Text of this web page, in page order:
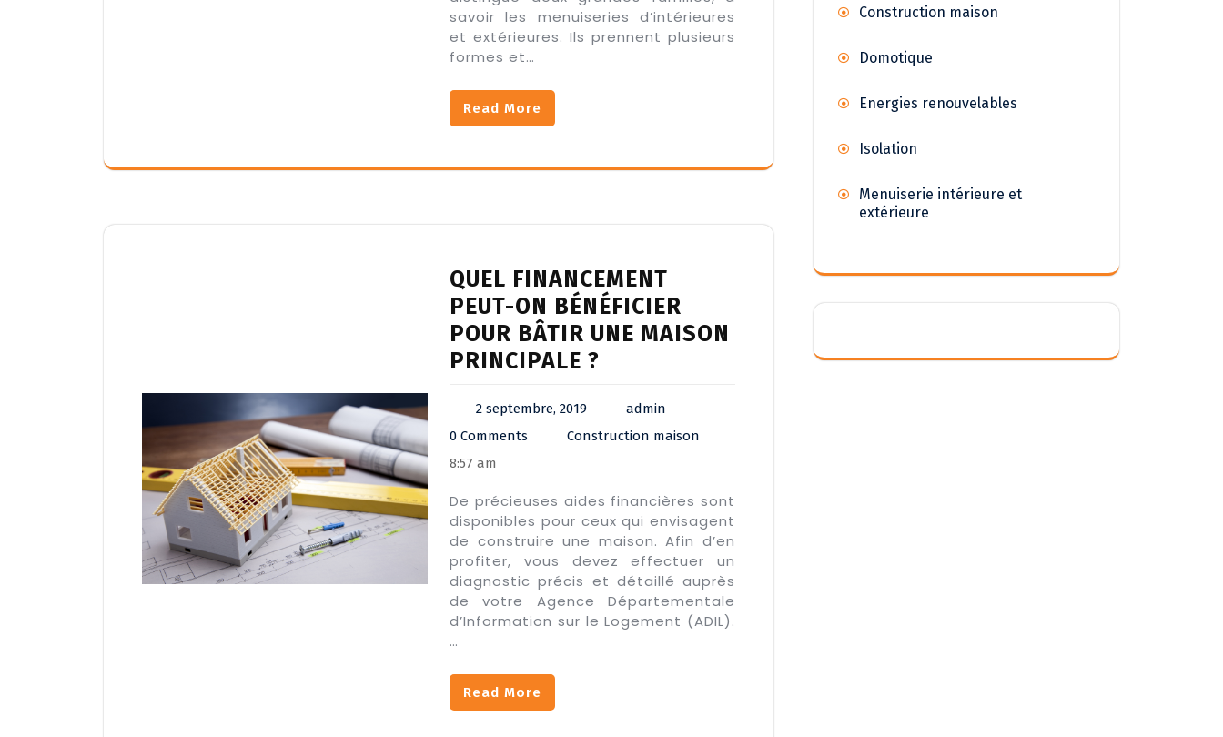
savoir les menuiseries d’intérieures
et extérieures. Ils prennent plusieurs
formes et…
Read More
QUEL FINANCEMENT
PEUT-ON BÉNÉFICIER
POUR BÂTIR UNE MAISON
PRINCIPALE ?
2 septembre, 2019
admin
0 Comments
Construction maison
8:57 am
De précieuses aides financières sont
disponibles pour ceux qui envisagent
de construire une maison. Afin d’en
profiter, vous devez effectuer un
diagnostic précis et détaillé auprès
de votre Agence Départementale
d’Information sur le Logement (ADIL).
…
Read More
Construction maison
Domotique
Energies renouvelables
Isolation
Menuiserie intérieure et
extérieure